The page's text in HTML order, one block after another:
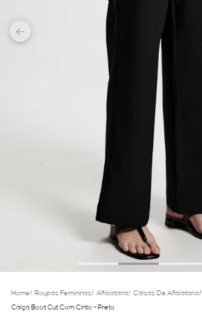
Home/ Roupas Femininas/ Alfaiataria/ Calcas De Alfaiataria/
Calça Boot Cut Com Cinto - Preto